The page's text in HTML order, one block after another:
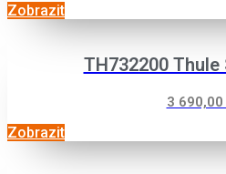
Zobrazit
TH732200 Thule
3 690,00
Zobrazit